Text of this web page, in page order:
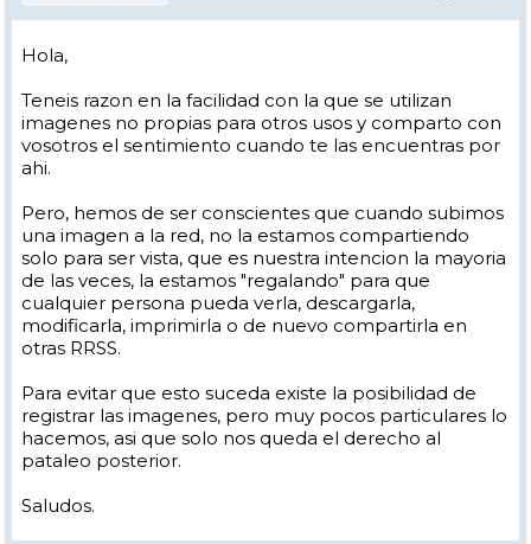
Hola,
Teneis razon en la facilidad con la que se utilizan
imagenes no propias para otros usos y comparto con
vosotros el sentimiento cuando te las encuentras por
ahi.
Pero, hemos de ser conscientes que cuando subimos
una imagen a la red, no la estamos compartiendo
solo para ser vista, que es nuestra intencion la mayoria
de las veces, la estamos "regalando" para que
cualquier persona pueda verla, descargarla,
modificarla, imprimirla o de nuevo compartirla en
otras RRSS.
Para evitar que esto suceda existe la posibilidad de
registrar las imagenes, pero muy pocos particulares lo
hacemos, asi que solo nos queda el derecho al
pataleo posterior.
Saludos.